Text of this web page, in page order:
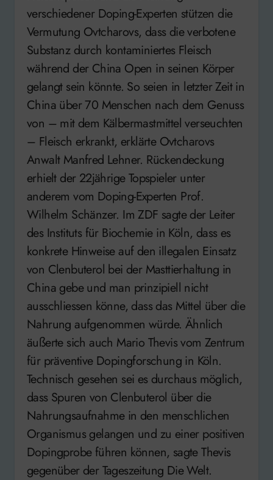
verschiedener Doping-Experten stützen die
Vermutung Ovtcharovs, dass die verbotene
Substanz durch kontaminiertes Fleisch
während der China Open in seinen Körper
gelangt sein könnte. So seien in letzter Zeit in
China über 70 Menschen nach dem Genuss
von – mit dem Kälbermastmittel verseuchten
– Fleisch erkrankt, erklärte Ovtcharovs
Anwalt Manfred Lehner. Rückendeckung
erhielt der 22jährige Topspieler unter
anderem vom Doping-Experten Prof.
Wilhelm Schänzer. Im ZDF sagte der Leiter
des Instituts für Biochemie in Köln, dass es
konkrete Hinweise auf den illegalen Einsatz
von Clenbuterol bei der Masttierhaltung in
China gebe und man prinzipiell nicht
ausschliessen könne, dass das Mittel über die
Nahrung aufgenommen würde. Ähnlich
äußerte sich auch Mario Thevis vom Zentrum
für präventive Dopingforschung in Köln.
Technisch gesehen sei es durchaus möglich,
dass Spuren von Clenbuterol über die
Nahrungsaufnahme in den menschlichen
Organismus gelangen und zu einer positiven
Dopingprobe führen können, sagte Thevis
gegenüber der Tageszeitung Die Welt.